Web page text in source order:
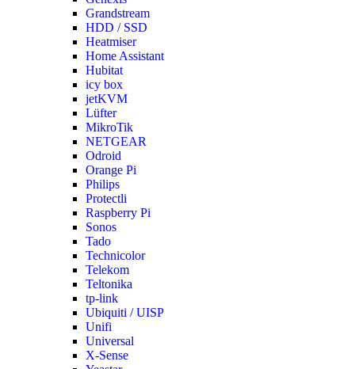
Grandstream
HDD / SSD
Heatmiser
Home Assistant
Hubitat
icy box
jetKVM
Lüfter
MikroTik
NETGEAR
Odroid
Orange Pi
Philips
Protectli
Raspberry Pi
Sonos
Tado
Technicolor
Telekom
Teltonika
tp-link
Ubiquiti / UISP
Unifi
Universal
X-Sense